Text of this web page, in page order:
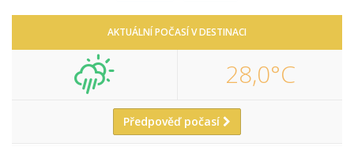
AKTUÁLNÍ POČASÍ V DESTINACI
28,0°C
Předpověď počasí